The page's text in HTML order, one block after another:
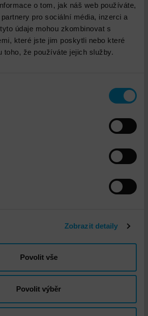
o tom, jak náš web používáte,
pro sociální média, inzerci a
údaje mohou zkombinovat s
které jste jim poskytli nebo které
toho, že používáte jejich služby.
Zobrazit detaily
Povolit vše
Povolit výběr
Jan Nguyen